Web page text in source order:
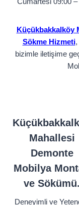
Küçükbakkalköy
Sökme Hizmeti,
bizimle iletişime
Mahallesi
Demonte
Mobilya
ve Sökümü.
Deneyimli ve